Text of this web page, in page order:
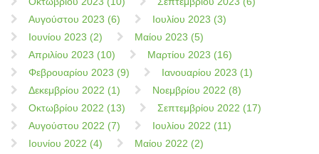
Αυγούστου 2023 (6)
Ιουλίου 2023 (3)
Ιουνίου 2023 (2)
Μαίου 2023 (5)
Απριλίου 2023 (10)
Μαρτίου 2023 (16)
Φεβρουαρίου 2023 (9)
Ιανουαρίου 2023 (1)
Δεκεμβρίου 2022 (1)
Νοεμβρίου 2022 (8)
Οκτωβρίου 2022 (13)
Σεπτεμβρίου 2022 (17)
Αυγούστου 2022 (7)
Ιουλίου 2022 (11)
Ιουνίου 2022 (4)
Μαίου 2022 (2)